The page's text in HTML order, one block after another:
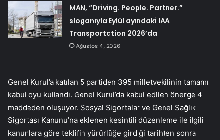
MAN, “Driving. People. Partner.”
sloganıyla Eylül ayındaki IAA
Transportation 2026’da
Ağustos 4, 2026
Genel Kurul’a katılan 5 partiden 395 milletvekilinin tamamı
kabul oyu kullandı. Genel Kurul’da kabul edilen önerge 4
maddeden oluşuyor. Sosyal Sigortalar ve Genel Sağlık
Sigortası Kanunu’na eklenen kesintili düzenleme ile ilgili
kanunlara göre teklifin yürürlüğe girdiği tarihten sonra